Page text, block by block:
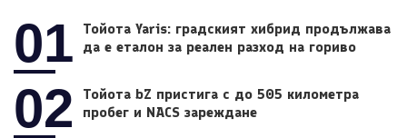
01
Тойота Yaris: градският хибрид продължава
да е еталон за реален разход на гориво
02
Тойота bZ пристига с до 505 километра
пробег и NACS зареждане